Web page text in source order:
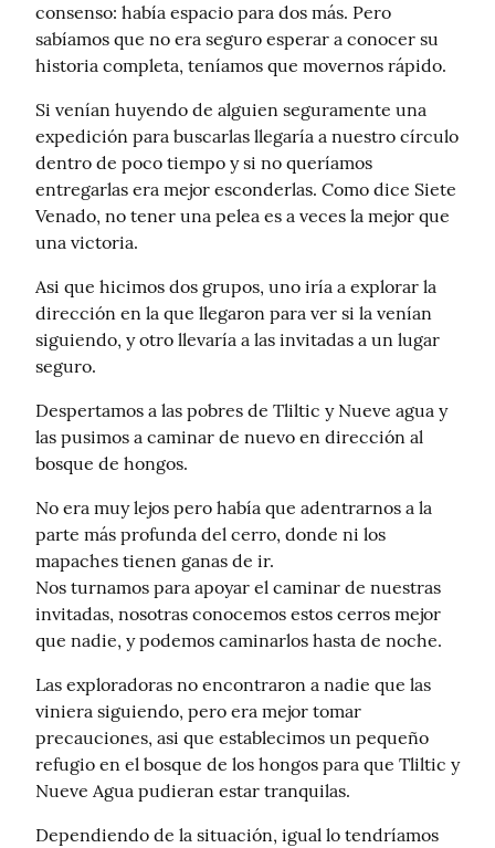
consenso: había espacio para dos más. Pero
sabíamos que no era seguro esperar a conocer su
historia completa, teníamos que movernos rápido.
Si venían huyendo de alguien seguramente una
expedición para buscarlas llegaría a nuestro círculo
dentro de poco tiempo y si no queríamos
entregarlas era mejor esconderlas. Como dice Siete
Venado, no tener una pelea es a veces la mejor que
una victoria.
Asi que hicimos dos grupos, uno iría a explorar la
dirección en la que llegaron para ver si la venían
siguiendo, y otro llevaría a las invitadas a un lugar
seguro.
Despertamos a las pobres de Tliltic y Nueve agua y
las pusimos a caminar de nuevo en dirección al
bosque de hongos.
No era muy lejos pero había que adentrarnos a la
parte más profunda del cerro, donde ni los
mapaches tienen ganas de ir.
Nos turnamos para apoyar el caminar de nuestras
invitadas, nosotras conocemos estos cerros mejor
que nadie, y podemos caminarlos hasta de noche.
Las exploradoras no encontraron a nadie que las
viniera siguiendo, pero era mejor tomar
precauciones, asi que establecimos un pequeño
refugio en el bosque de los hongos para que Tliltic y
Nueve Agua pudieran estar tranquilas.
Dependiendo de la situación, igual lo tendríamos